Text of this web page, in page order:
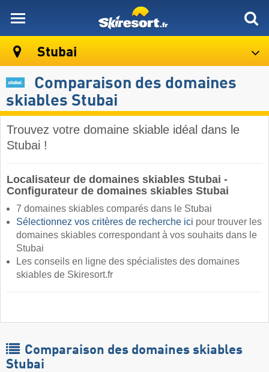
Stubai
Comparaison des domaines
skiables Stubai
Trouvez votre domaine skiable idéal dans le
Stubai !
Localisateur de domaines skiables Stubai -
Configurateur de domaines skiables Stubai
7 domaines skiables comparés dans le Stubai
Sélectionnez vos critères de recherche ici pour trouver les
domaines skiables correspondant à vos souhaits dans le
Stubai ​
Les conseils en ligne des spécialistes des domaines
skiables de Skiresort.fr
Comparaison des domaines skiables
Stubai